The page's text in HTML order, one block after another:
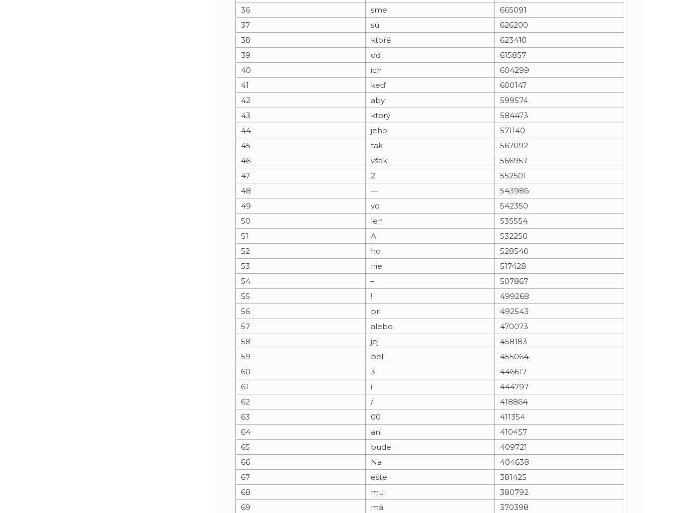
36
sme
665091
37
sú
626200
38
ktoré
623410
39
od
615857
40
ich
604299
41
keď
600147
42
aby
599574
43
ktorý
584473
44
jeho
571140
45
tak
567092
46
však
566957
47
2
552501
48
—
543986
49
vo
542350
50
len
535554
51
A
532250
52
ho
528540
53
nie
517428
54
–
507867
55
!
499268
56
pri
492543
57
alebo
470073
58
jej
458183
59
bol
455064
60
3
446617
61
i
444797
62
/
418864
63
00
411354
64
ani
410457
65
bude
409721
66
Na
404638
67
ešte
381425
68
mu
380792
69
má
370398